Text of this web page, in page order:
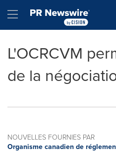
Hamburger menu
L'OCRCVM
de la
NOUVELLES FOURNIES PAR
Organisme canadien de